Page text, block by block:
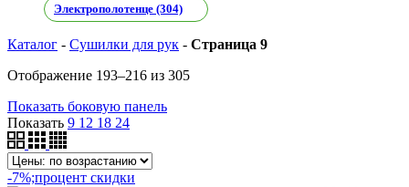
Электрополотенце (304)
Каталог - Сушилки для рук - Страница 9
Отображение 193–216 из 305
Показать боковую панель
Показать 9 12 18 24
-7%;процент скидки